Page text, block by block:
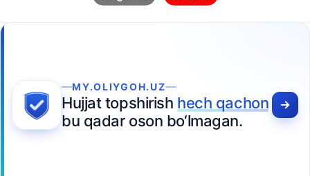
MY.OLIYGOH.UZ
Hujjat topshirish hech qachon
bu qadar oson bo‘lmagan.